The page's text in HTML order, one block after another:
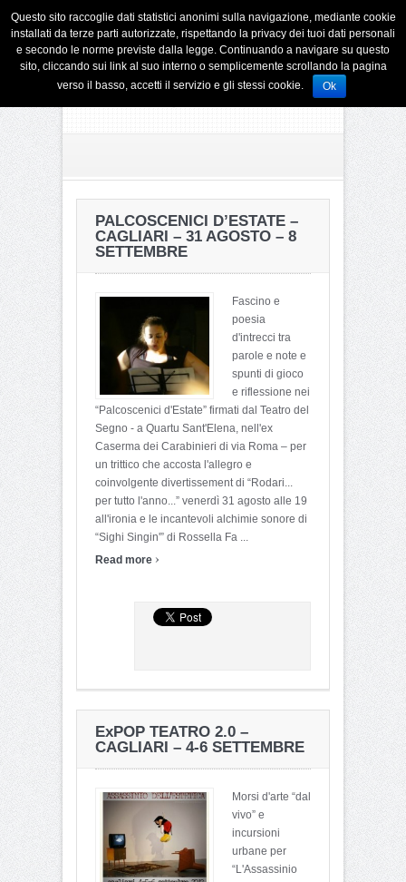
PALCOSCENICI D’ESTATE –
CAGLIARI – 31 AGOSTO – 8
SETTEMBRE
Fascino e
poesia
d'intrecci tra
parole e note e
spunti di gioco
e riflessione nei
“Palcoscenici d'Estate” firmati dal Teatro del
Segno - a Quartu Sant'Elena, nell'ex
Caserma dei Carabinieri di via Roma – per
un trittico che accosta l'allegro e
coinvolgente divertissement di “Rodari...
per tutto l'anno...” venerdì 31 agosto alle 19
all'ironia e le incantevoli alchimie sonore di
“Sighi Singin'” di Rossella Fa ...
Read more ›
ExPOP TEATRO 2.0 –
CAGLIARI – 4-6 SETTEMBRE
Morsi d'arte “dal
vivo” e
incursioni
urbane per
“L'Assassinio
Questo sito raccoglie dati statistici anonimi sulla navigazione, mediante cookie
installati da terze parti autorizzate, rispettando la privacy dei tuoi dati personali
e secondo le norme previste dalla legge. Continuando a navigare su questo
sito, cliccando sui link al suo interno o semplicemente scrollando la pagina
verso il basso, accetti il servizio e gli stessi cookie.
Ok